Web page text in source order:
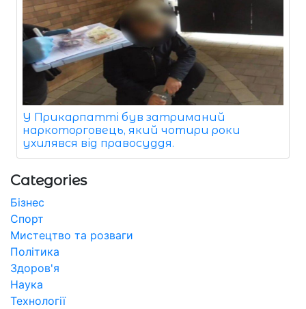
У Прикарпатті був затриманий
наркоторговець, який чотири роки
ухилявся від правосуддя.
Categories
Бізнес
Спорт
Мистецтво та розваги
Політика
Здоров'я
Наука
Технології